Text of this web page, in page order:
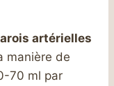
artérielles
manière de
70 ml par